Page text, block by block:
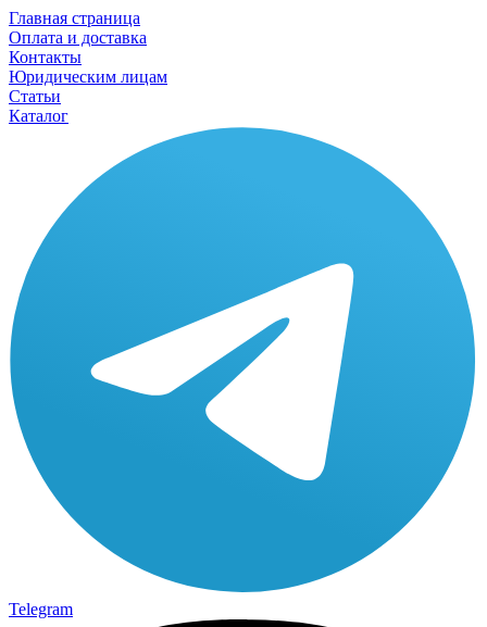
Главная страница
Оплата и доставка
Контакты
Юридическим лицам
Статьи
Каталог
Telegram